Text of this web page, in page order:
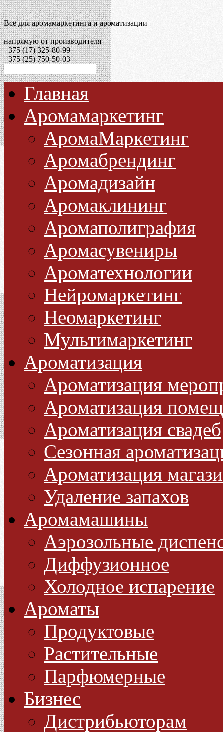
Все для аромамаркетинга и ароматизации
напрямую от производителя
+375 (17)325-80-99
+375 (25)750-50-03
Главная
Аромамаркетинг
АромаМаркетинг
Аромабрендинг
Аромадизайн
Аромаклининг
Аромаполиграфия
Аромасувениры
Ароматехнологии
Нейромаркетинг
Неомаркетинг
Мультимаркетинг
Ароматизация
Ароматизация
Ароматизация
Ароматизация свадеб
Сезонная
Ароматизация
Удаление запахов
Аромамашины
Аэрозольные
Диффузионное
Холодное испарение
Ароматы
Продуктовые
Растительные
Парфюмерные
Бизнес
Дистрибьюторам